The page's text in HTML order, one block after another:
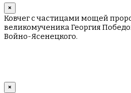
×
Ковчег с частицами мощей
великомученика Георгия
Войно-Ясенецкого.
×